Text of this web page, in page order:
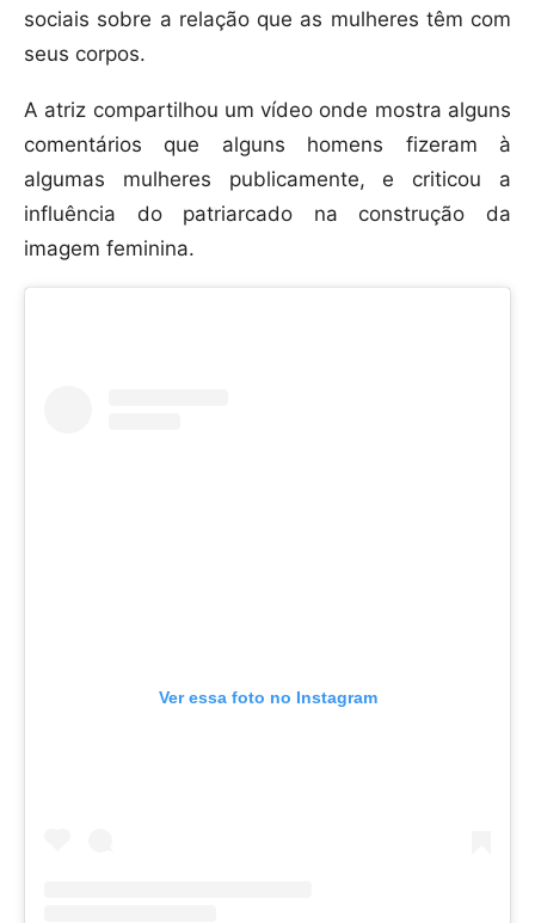
sociais sobre a relação que as mulheres têm com
seus corpos.
A atriz compartilhou um vídeo onde mostra alguns
comentários que alguns homens fizeram à
algumas mulheres publicamente, e criticou a
influência do patriarcado na construção da
imagem feminina.
Ver essa foto no Instagram